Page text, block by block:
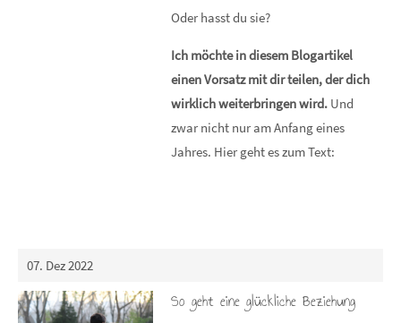
Oder hasst du sie?
Ich möchte in diesem Blogartikel
einen Vorsatz mit dir teilen, der dich
wirklich weiterbringen wird. Und
zwar nicht nur am Anfang eines
Jahres. Hier geht es zum Text:
07. Dez 2022
So geht eine glückliche Beziehung